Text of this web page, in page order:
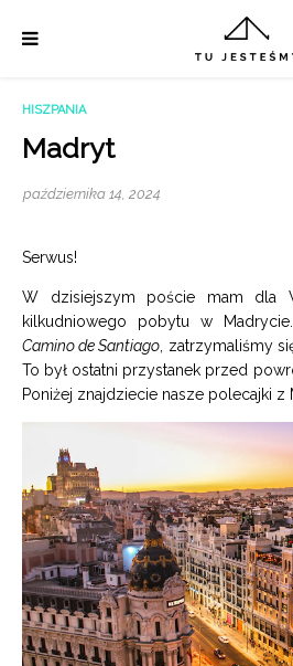
HISZPANIA
Madryt
października 14, 2024
Serwus!
W dzisiejszym poście mam dla
kilkudniowego pobytu w
Camino de Santiago , zatrzymaliśmy
To był ostatni przystanek przed
Poniżej znajdziecie nasze polecajki z